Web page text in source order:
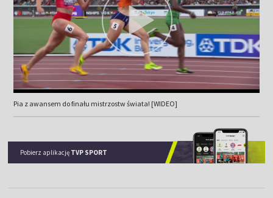
Pia z awansem do finału mistrzostw świata! [WIDEO]
Pobierz aplikację TVP SPORT